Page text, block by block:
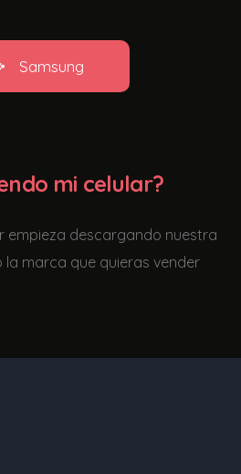
Samsung
mi celular?
empieza descargando nuestra
marca que quieras vender